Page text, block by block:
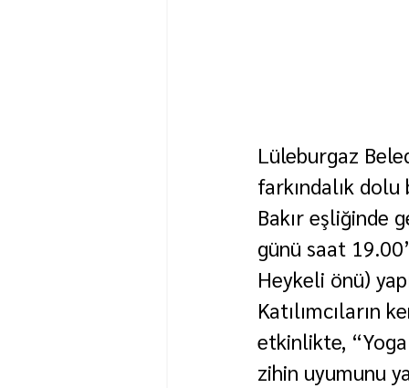
Lüleburgaz
farkındalık
Bakır eşliğinde
günü saat
Heykeli önü)
Katılımcıların
etkinlikte,
zihin uyumunu